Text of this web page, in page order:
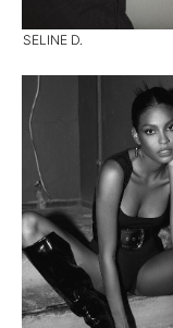
SELINE D.